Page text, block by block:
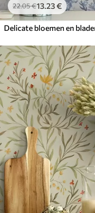
22.05€13.23€